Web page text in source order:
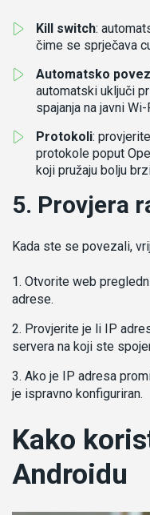
Kill switch:
čime se sprječava
Automatsko
automatski uključi
spajanja na javni Wi-
Protokoli:
protokole poput
koji pružaju bolju
5. Provjera
Kada ste se povezali,
Otvorite web
adrese.
Provjerite je li IP
servera na koji ste
Ako je IP adresa
je ispravno konfiguriran.
Kako
Androidu